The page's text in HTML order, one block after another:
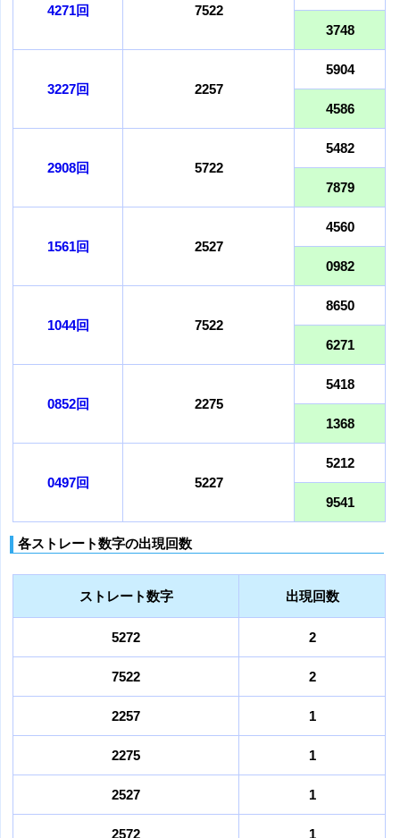
4271回 7522
3748
3227回 2257
5904
4586
2908回 5722
5482
7879
1561回 2527
4560
0982
1044回 7522
8650
6271
0852回 2275
5418
1368
0497回 5227
5212
9541
各ストレート数字の出現回数
ストレート数字 出現回数
5272 2
7522 2
2257 1
2275 1
2527 1
2572 1